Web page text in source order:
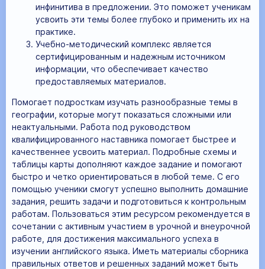
инфинитива в предложении. Это поможет ученикам
усвоить эти темы более глубоко и применить их на
практике.
Учебно-методический комплекс является
сертифицированным и надежным источником
информации, что обеспечивает качество
предоставляемых материалов.
Помогает подросткам изучать разнообразные темы в
географии, которые могут показаться сложными или
неактуальными. Работа под руководством
квалифицированного наставника помогает быстрее и
качественнее усвоить материал. Подробные схемы и
таблицы карты дополняют каждое задание и помогают
быстро и четко ориентироваться в любой теме. С его
помощью ученики смогут успешно выполнить домашние
задания, решить задачи и подготовиться к контрольным
работам. Пользоваться этим ресурсом рекомендуется в
сочетании с активным участием в урочной и внеурочной
работе, для достижения максимального успеха в
изучении английского языка. Иметь материалы сборника
правильных ответов и решенных заданий может быть